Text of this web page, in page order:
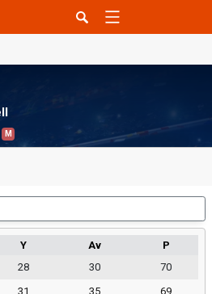
M
Y Av
P
28 30
70
31 35
69